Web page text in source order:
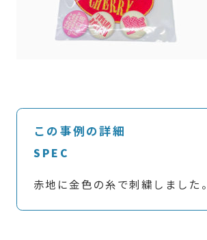
この事例の詳細
SPEC
赤地に金色の糸で刺繍しました。